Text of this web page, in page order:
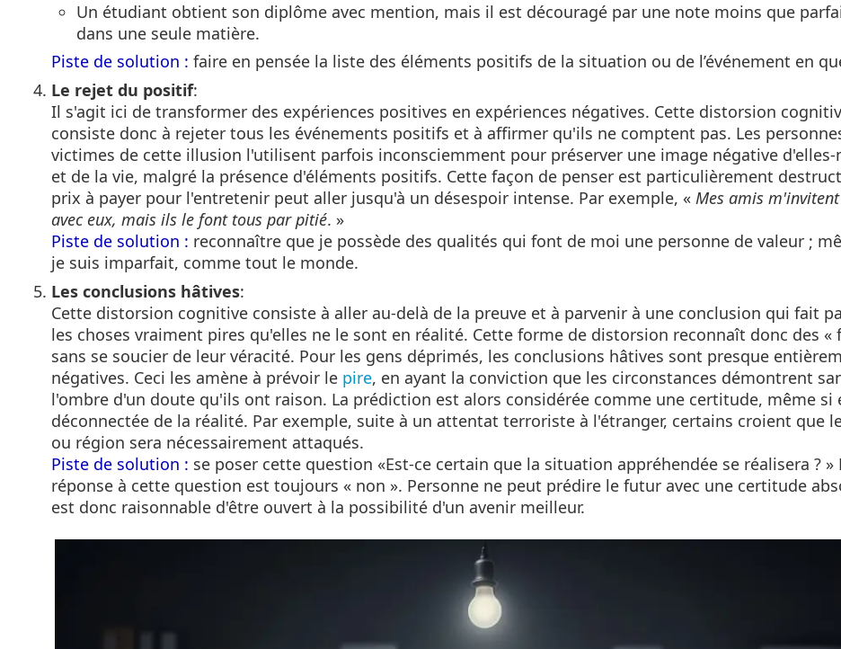
Un étudiant obtient son diplôme avec mention, mais il est découragé par une note moins que
dans une seule matière.
Piste de solution : faire en pensée la liste des éléments positifs de la situation ou de l’événement en
Le rejet du positif:
Il s'agit ici de transformer des expériences positives en expériences négatives. Cette distorsion
consiste donc à rejeter tous les événements positifs et à affirmer qu'ils ne comptent pas. Les
victimes de cette illusion l'utilisent parfois inconsciemment pour préserver une image négative d'elles-
et de la vie, malgré la présence d'éléments positifs. Cette façon de penser est particulièrement
prix à payer pour l'entretenir peut aller jusqu'à un désespoir intense. Par exemple, « Mes amis
avec eux, mais ils le font tous par pitié. »
Piste de solution : reconnaître que je possède des qualités qui font de moi une personne de valeur ;
je suis imparfait, comme tout le monde.
Les conclusions hâtives:
Cette distorsion cognitive consiste à aller au-delà de la preuve et à parvenir à une conclusion qui fait
les choses vraiment pires qu'elles ne le sont en réalité. Cette forme de distorsion reconnaît donc des «
sans se soucier de leur véracité. Pour les gens déprimés, les conclusions hâtives sont presque
négatives. Ceci les amène à prévoir le pire, en ayant la conviction que les circonstances démontrent
l'ombre d'un doute qu'ils ont raison. La prédiction est alors considérée comme une certitude, même si
déconnectée de la réalité. Par exemple, suite à un attentat terroriste à l'étranger, certains croient que
ou région sera nécessairement attaqués.
Piste de solution : se poser cette question «Est-ce certain que la situation appréhendée se réalisera ? »
réponse à cette question est toujours « non ». Personne ne peut prédire le futur avec une certitude
est donc raisonnable d'être ouvert à la possibilité d'un avenir meilleur.